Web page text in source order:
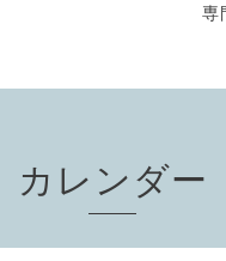
専
カレンダー